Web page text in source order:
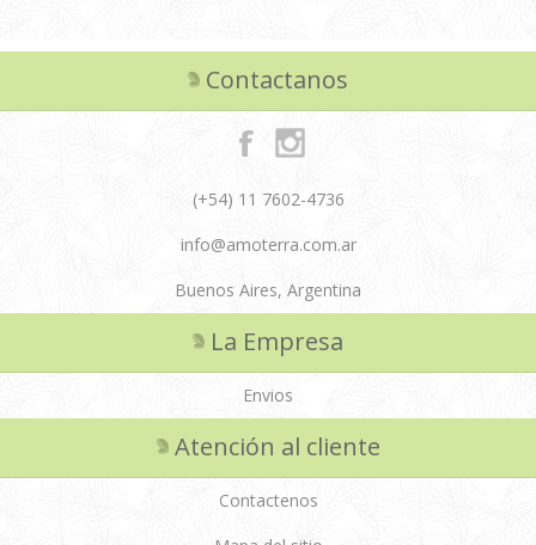
Contactanos
(+54) 11 7602-4736
info@amoterra.com.ar
Buenos Aires, Argentina
La Empresa
Envios
Atención al cliente
Contactenos